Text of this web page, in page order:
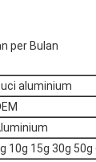
per Bulan
aluminium
10g 15g 30g